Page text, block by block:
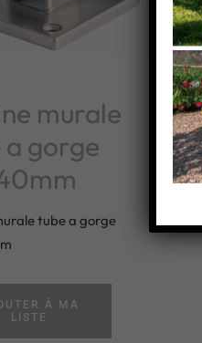
murale
a gorge
tube a gorge
À MA
LISTE